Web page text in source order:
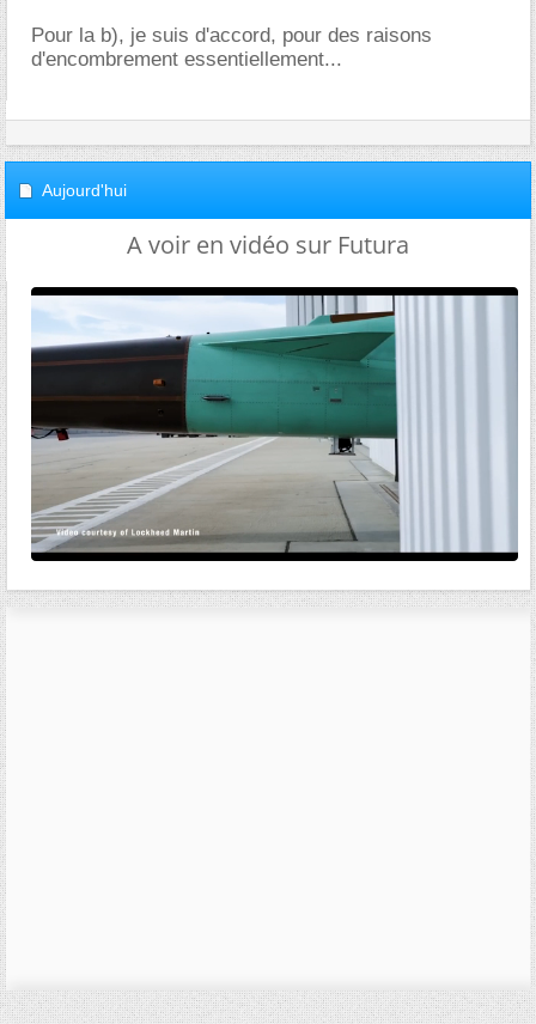
Pour la b), je suis d'accord, pour des raisons
d'encombrement essentiellement...
Aujourd'hui
A voir en vidéo sur Futura